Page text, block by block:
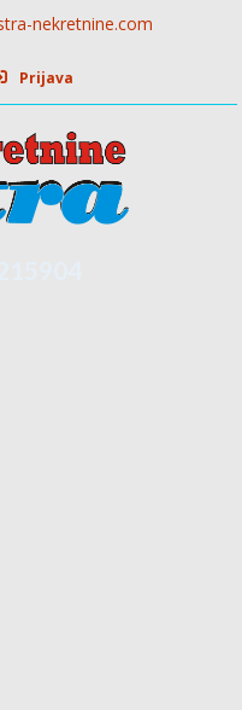
nekretnine.com
Prijava